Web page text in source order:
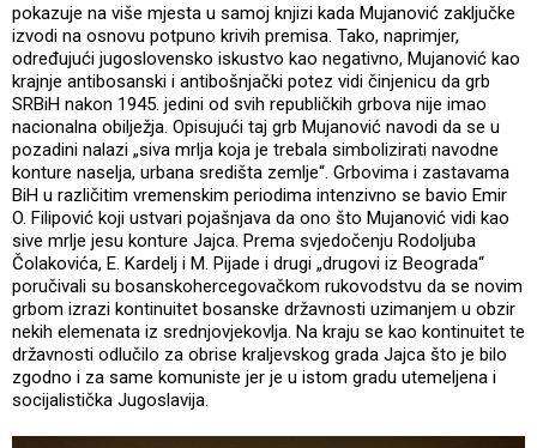
pokazuje na više mjesta u samoj knjizi kada Mujanović zaključke
izvodi na osnovu potpuno krivih premisa. Tako, naprimjer,
određujući jugoslovensko iskustvo kao negativno, Mujanović kao
krajnje antibosanski i antibošnjački potez vidi činjenicu da grb
SRBiH nakon 1945. jedini od svih republičkih grbova nije imao
nacionalna obilježja. Opisujući taj grb Mujanović navodi da se u
pozadini nalazi „siva mrlja koja je trebala simbolizirati navodne
konture naselja, urbana središta zemlje“. Grbovima i zastavama
BiH u različitim vremenskim periodima intenzivno se bavio Emir
O. Filipović koji ustvari pojašnjava da ono što Mujanović vidi kao
sive mrlje jesu konture Jajca. Prema svjedočenju Rodoljuba
Čolakovića, E. Kardelj i M. Pijade i drugi „drugovi iz Beograda“
poručivali su bosanskohercegovačkom rukovodstvu da se novim
grbom izrazi kontinuitet bosanske državnosti uzimanjem u obzir
nekih elemenata iz srednjovjekovlja. Na kraju se kao kontinuitet te
državnosti odlučilo za obrise kraljevskog grada Jajca što je bilo
zgodno i za same komuniste jer je u istom gradu utemeljena i
socijalistička Jugoslavija.